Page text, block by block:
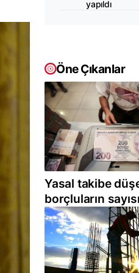
yapıldı
Öne Çıkanlar
Yasal takibe
borçluların